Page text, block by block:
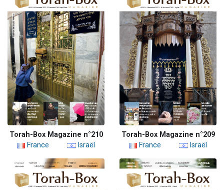
Torah-Box Magazine n°210
France
Israël
Torah-Box Magazine n°209
France
Israël